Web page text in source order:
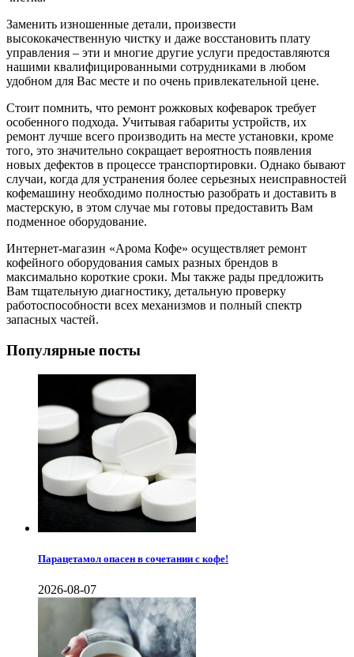
Заменить изношенные детали, произвести
высококачественную чистку и даже восстановить плату
управления – эти и многие другие услуги предоставляются
нашими квалифицированными сотрудниками в любом
удобном для Вас месте и по очень привлекательной цене.
Стоит помнить, что ремонт рожковых кофеварок требует
особенного подхода. Учитывая габариты устройств, их
ремонт лучше всего производить на месте установки, кроме
того, это значительно сокращает вероятность появления
новых дефектов в процессе транспортировки. Однако бывают
случаи, когда для устранения более серьезных неисправностей
кофемашину необходимо полностью разобрать и доставить в
мастерскую, в этом случае мы готовы предоставить Вам
подменное оборудование.
Интернет-магазин «Арома Кофе» осуществляет ремонт
кофейного оборудования самых разных брендов в
максимально короткие сроки. Мы также рады предложить
Вам тщательную диагностику, детальную проверку
работоспособности всех механизмов и полный спектр
запасных частей.
Популярные посты
Парацетамол опасен в сочетании с кофе!
2026-08-07